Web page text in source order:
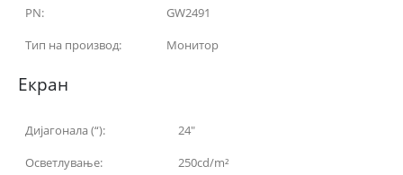
PN:
GW2491
Тип на производ:
Монитор
Екран
Дијагонала (“):
24″
Осветлување:
250cd/m²